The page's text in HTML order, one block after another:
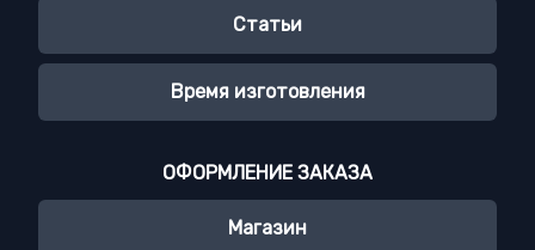
Статьи
Время изготовления
ОФОРМЛЕНИЕ ЗАКАЗА
Магазин